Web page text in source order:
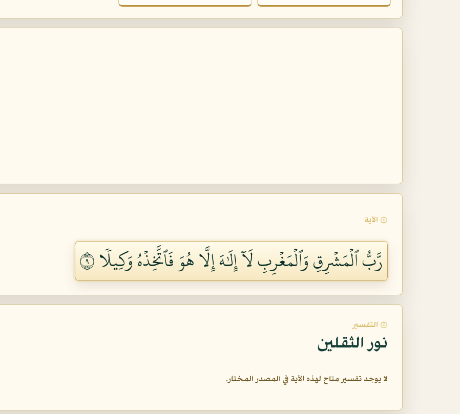
۞ الآية
رَّبُّ ٱلۡمَشۡرِقِ وَٱلۡمَغۡرِبِ لَآ إِلَٰهَ إِلَّا هُوَ فَٱتَّخِذۡهُ وَكِيلٗا ٩
۞ التفسير
نور الثقلين
لا يوجد تفسير متاح لهذه الآية في المصدر المختار.